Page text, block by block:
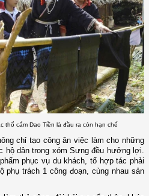
thổ cẩm Dao Tiền là đầu ra còn hạn chế
chỉ tạo công ăn việc làm cho những
hộ dân trong xóm Sưng đều hưởng lợi.
phục vụ du khách, tổ hợp tác phải
phụ trách 1 công đoạn, cùng nhau sản